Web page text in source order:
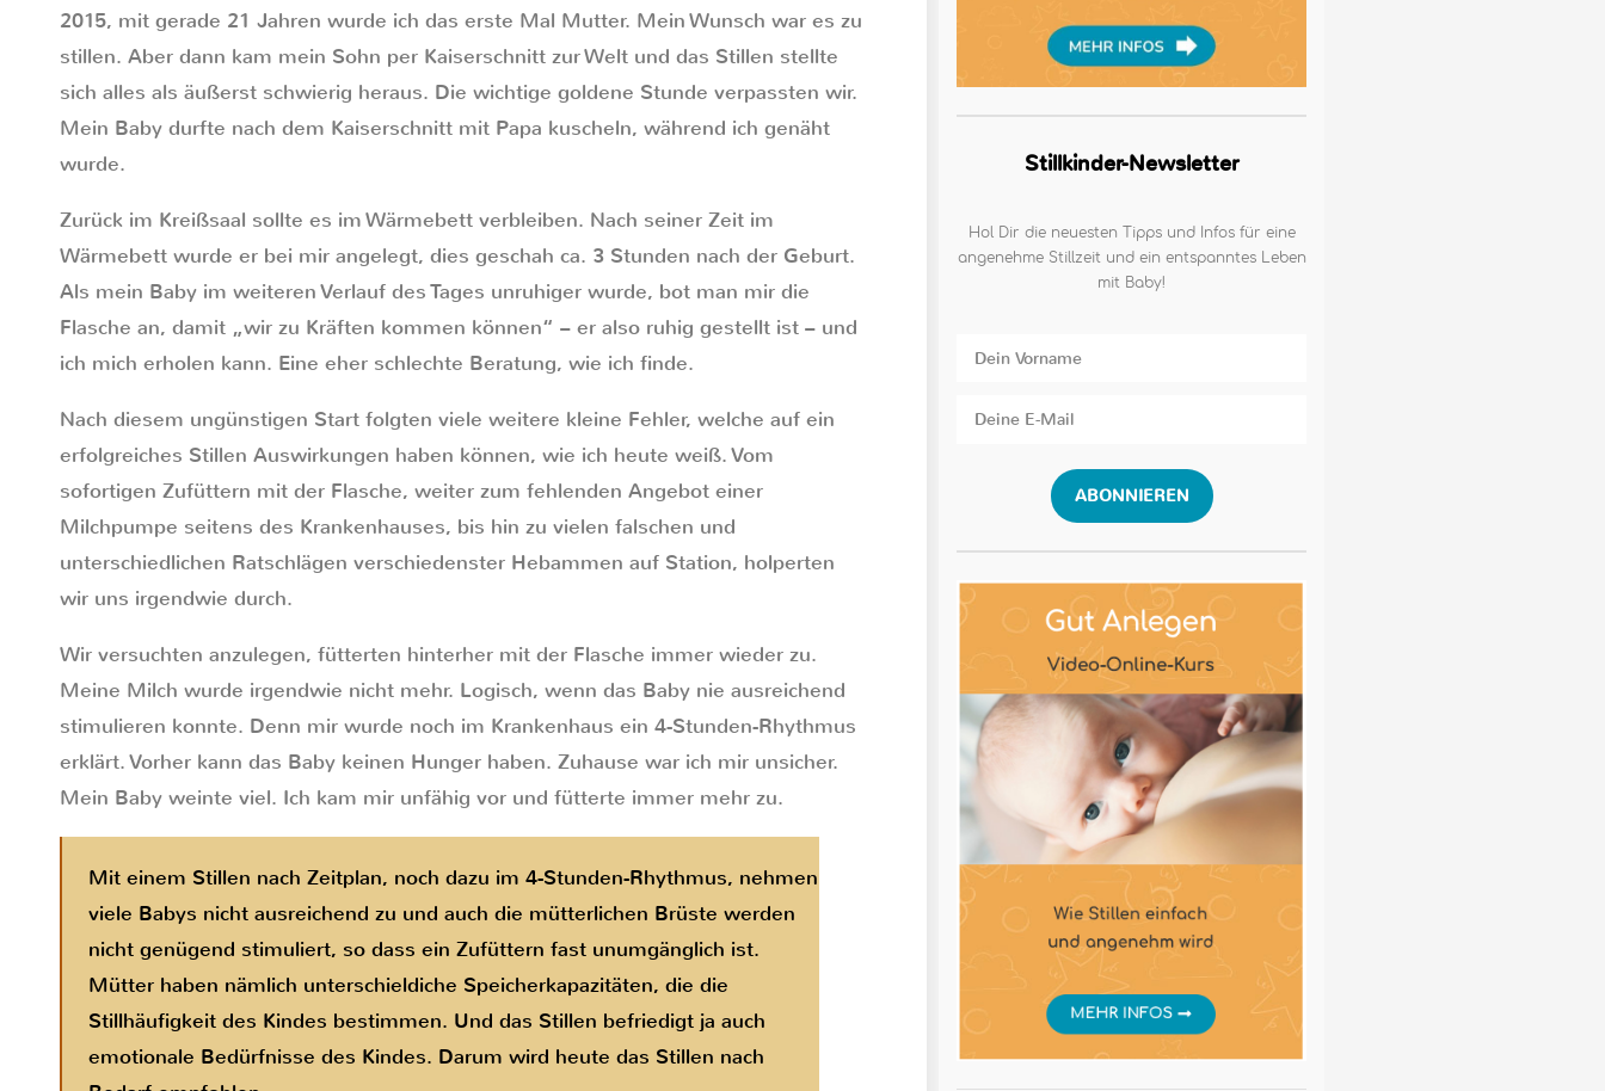
2015, mit gerade 21 Jahren wurde ich das erste Mal Mutter. Mein Wunsch war es zu
stillen. Aber dann kam mein Sohn per Kaiserschnitt zur Welt und das Stillen stellte
sich alles als äußerst schwierig heraus. Die wichtige goldene Stunde verpassten wir.
Mein Baby durfte nach dem Kaiserschnitt mit Papa kuscheln, während ich genäht
wurde.
Zurück im Kreißsaal sollte es im Wärmebett verbleiben. Nach seiner Zeit im
Wärmebett wurde er bei mir angelegt, dies geschah ca. 3 Stunden nach der Geburt.
Als mein Baby im weiteren Verlauf des Tages unruhiger wurde, bot man mir die
Flasche an, damit „wir zu Kräften kommen können“ – er also ruhig gestellt ist – und
ich mich erholen kann. Eine eher schlechte Beratung, wie ich finde.
Nach diesem ungünstigen Start folgten viele weitere kleine Fehler, welche auf ein
erfolgreiches Stillen Auswirkungen haben können, wie ich heute weiß. Vom
sofortigen Zufüttern mit der Flasche, weiter zum fehlenden Angebot einer
Milchpumpe seitens des Krankenhauses, bis hin zu vielen falschen und
unterschiedlichen Ratschlägen verschiedenster Hebammen auf Station, holperten
wir uns irgendwie durch.
Wir versuchten anzulegen, fütterten hinterher mit der Flasche immer wieder zu.
Meine Milch wurde irgendwie nicht mehr. Logisch, wenn das Baby nie ausreichend
stimulieren konnte. Denn mir wurde noch im Krankenhaus ein 4-Stunden-Rhythmus
erklärt. Vorher kann das Baby keinen Hunger haben. Zuhause war ich mir unsicher.
Mein Baby weinte viel. Ich kam mir unfähig vor und fütterte immer mehr zu.
Mit einem Stillen nach Zeitplan, noch dazu im 4-Stunden-Rhythmus, nehmen
viele Babys nicht ausreichend zu und auch die mütterlichen Brüste werden
nicht genügend stimuliert, so dass ein Zufüttern fast unumgänglich ist.
Mütter haben nämlich unterschieldiche Speicherkapazitäten, die die
Stillhäufigkeit des Kindes bestimmen. Und das Stillen befriedigt ja auch
emotionale Bedürfnisse des Kindes. Darum wird heute das Stillen nach
Stillkinder-Newsletter
Hol Dir die neuesten Tipps und Infos für eine
angenehme Stillzeit und ein entspanntes Leben
mit Baby!
ABONNIEREN